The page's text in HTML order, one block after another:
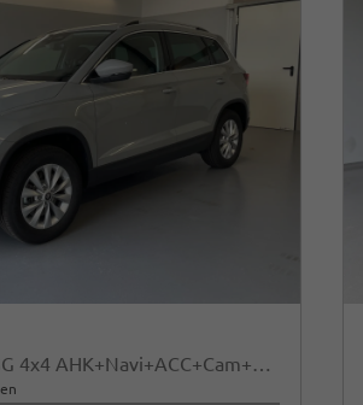
Selection 2.0 TDI DSG 4x4 AHK+Navi+ACC+Cam+Winter+eHeck+Ambiente+Lodge+GV5